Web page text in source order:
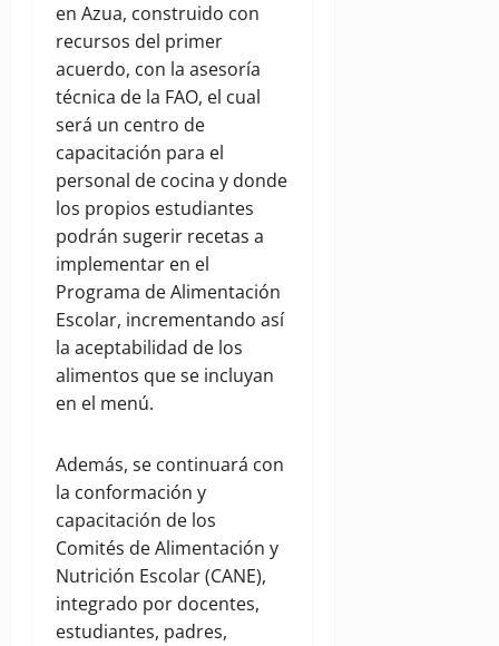
en Azua, construido con
recursos del primer
acuerdo, con la asesoría
técnica de la FAO, el cual
será un centro de
capacitación para el
personal de cocina y donde
los propios estudiantes
podrán sugerir recetas a
implementar en el
Programa de Alimentación
Escolar, incrementando así
la aceptabilidad de los
alimentos que se incluyan
en el menú.
Además, se continuará con
la conformación y
capacitación de los
Comités de Alimentación y
Nutrición Escolar (CANE),
integrado por docentes,
estudiantes, padres,